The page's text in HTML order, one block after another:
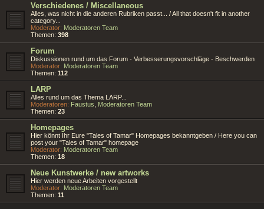
Verschiedenes / Miscellaneous
Alles, was nicht in die anderen Rubriken passt... / All that doesn't fit in another
category...
Moderator: Moderatoren Team
Themen: 398
Forum
Diskussionen rund um das Forum - Verbesserungsvorschläge - Beschwerden
Moderator: Moderatoren Team
Themen: 112
LARP
Alles rund um das Thema LARP...
Moderatoren: Faustus
Moderatoren Team
Themen: 23
Homepages
Hier könnt Ihr Eure "Tales of Tamar" Homepages bekanntgeben / Here you can
post your "Tales of Tamar" homepage
Moderator: Moderatoren Team
Themen: 18
Neue Kunstwerke / new artworks
Hier werden neue Arbeiten vorgestellt
Moderator: Moderatoren Team
Themen: 11